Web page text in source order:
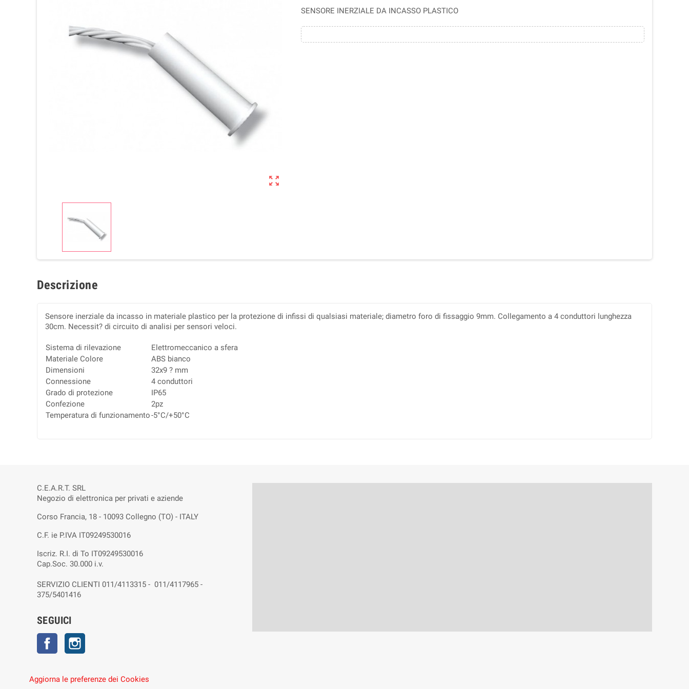
zoom_out_map
SENSORE INERZIALE DA INCASSO PLASTICO
Descrizione
Sensore inerziale da incasso in materiale plastico per la protezione di infissi di qualsiasi materiale; diametro foro di fissaggio 9mm. Collegamento a 4 conduttori lunghezza
30cm. Necessit? di circuito di analisi per sensori veloci.
Sistema di rilevazione
Elettromeccanico a sfera
Materiale Colore
ABS bianco
Dimensioni
32x9 ? mm
Connessione
4 conduttori
Grado di protezione
IP65
Confezione
2pz
Temperatura di funzionamento-5°C/+50°C
C.E.A.R.T. SRL
Negozio di elettronica per privati e aziende
Corso Francia, 18 - 10093 Collegno (TO) - ITALY
C.F. ie P.IVA IT09249530016
Iscriz. R.I. di To IT09249530016
Cap.Soc. 30.000 i.v.
SERVIZIO CLIENTI 011/4113315 - 011/4117965 -
375/5401416
SEGUICI
Facebook
Aggiorna le preferenze dei Cookies